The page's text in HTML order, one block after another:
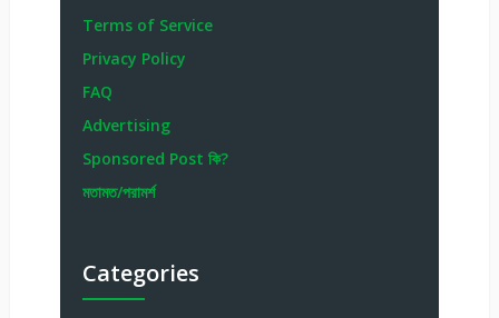
Terms of Service
Privacy Policy
FAQ
Advertising
Sponsored Post কি?
মতামত/পরামর্শ
Categories